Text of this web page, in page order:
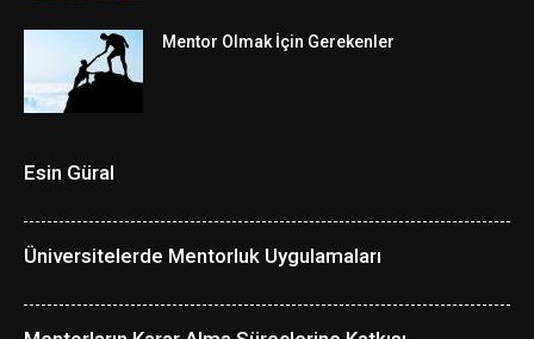
Mentor Olmak İçin Gerekenler
Esin Güral
Üniversitelerde Mentorluk Uygulamaları